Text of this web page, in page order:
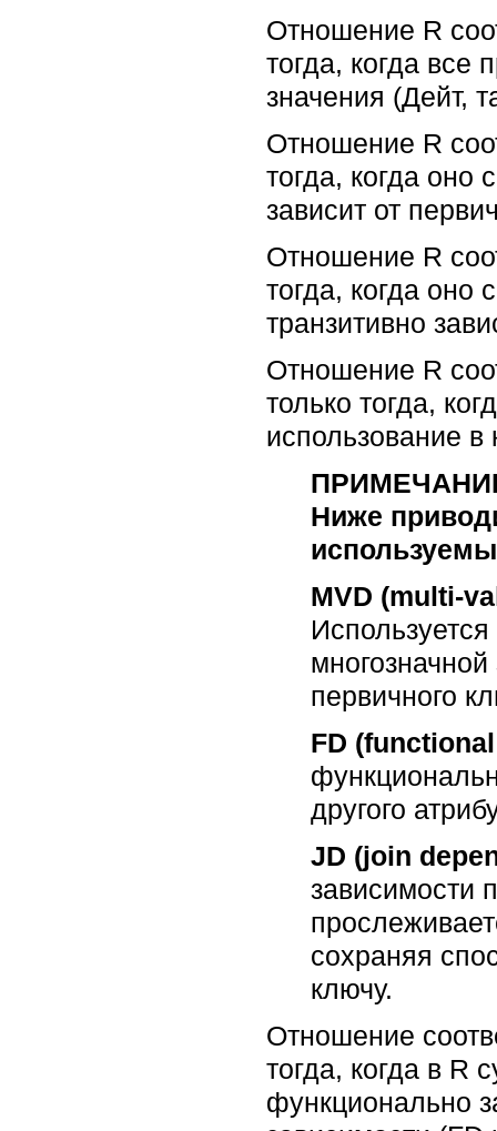
Отношение R
тогда, когда
значения (Дейт,
Отношение R
тогда, когда оно
зависит от
Отношение R
тогда, когда оно
транзитивно
Отношение R
только тогда,
использование в
Ниже
MVD (multi-
многозначной
первичного
FD
другого
JD (join
зависимости
сохраняя
ключу.
Отношение
тогда, когда в R
функционально